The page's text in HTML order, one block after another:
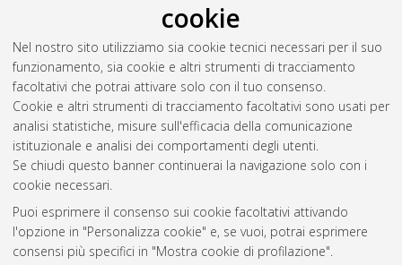
cookie
Nel nostro sito utilizziamo sia cookie tecnici necessari per il suo
funzionamento, sia cookie e altri strumenti di tracciamento
facoltativi che potrai attivare solo con il tuo consenso.
Cookie e altri strumenti di tracciamento facoltativi sono usati per
analisi statistiche, misure sull'efficacia della comunicazione
istituzionale e analisi dei comportamenti degli utenti.
Se chiudi questo banner continuerai la navigazione solo con i
cookie necessari.
Puoi esprimere il consenso sui cookie facoltativi attivando
l'opzione in "Personalizza cookie" e, se vuoi, potrai esprimere
consensi più specifici in "Mostra cookie di profilazione".
Gestione del documento:
Atom
Rss 1.0
Rss 2.0